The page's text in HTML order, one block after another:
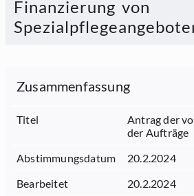
Finanzierung von
Zusammenfassung
Titel
Antrag der
der Aufträge
Abstimmungsdatum
20.2.2024
Bearbeitet
20.2.2024